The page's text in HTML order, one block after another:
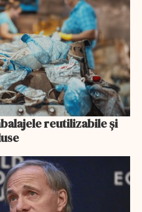
reutilizabile și